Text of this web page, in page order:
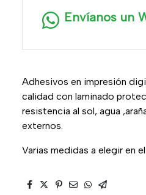
Envíanos un
Adhesivos en impresión
calidad con laminado
resistencia al sol, agua
externos.
Varias medidas a elegir en